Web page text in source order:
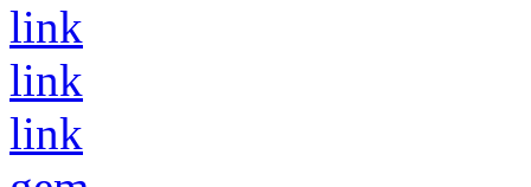
link
link
link